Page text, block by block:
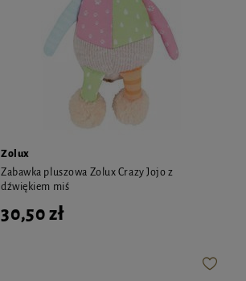
Zolux
Zabawka pluszowa Zolux Crazy Jojo z
dźwiękiem miś
30,50 zł